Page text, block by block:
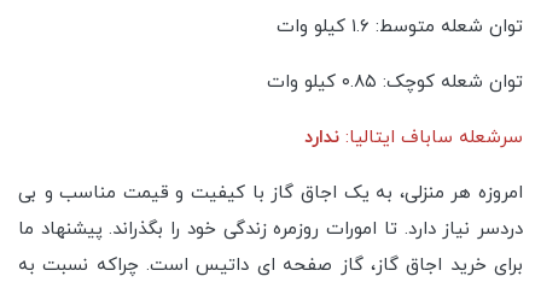
توان شعله متوسط: ۱.۶ کیلو وات
توان شعله کوچک: ۰.۸۵ کیلو وات
سرشعله ساباف ایتالیا: ندارد
امروزه هر منزلی، به یک اجاق گاز با کیفیت و قیمت مناسب و بی
دردسر نیاز دارد. تا امورات روزمره زندگی خود را بگذراند. پیشنهاد ما
برای خرید اجاق گاز، گاز صفحه ای داتیس است. چراکه نسبت به